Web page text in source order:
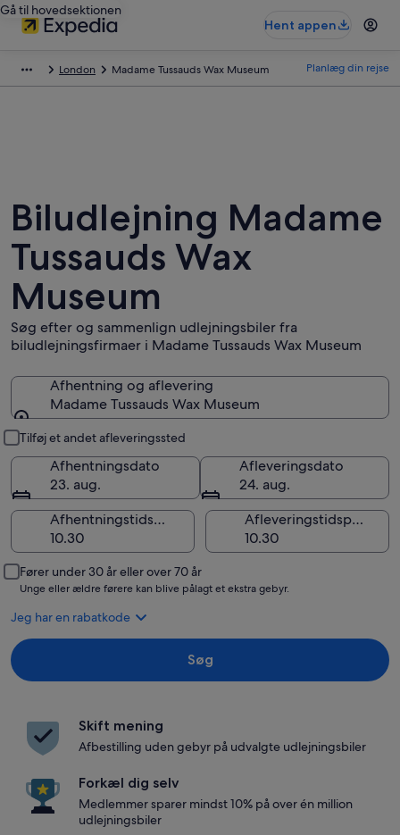
Gå til hovedsektionen
Hent appen
London Madame Tussauds Wax Museum Planlæg din rejse
Biludlejning Madame
Tussauds Wax
Museum
Søg efter og sammenlign udlejningsbiler fra
biludlejningsfirmaer i Madame Tussauds Wax Museum
Afhentning og aflevering
Madame Tussauds Wax Museum
Tilføj et andet afleveringssted
Afhentningsdato
23. aug.
Afleveringsdato
24. aug.
Afhentningstidspunkt
Afleveringstidspunkt
Fører under 30 år eller over 70 år
Unge eller ældre førere kan blive pålagt et ekstra gebyr.
Jeg har en rabatkode
Søg
Skift mening
Afbestilling uden gebyr på udvalgte udlejningsbiler
Forkæl dig selv
Medlemmer sparer mindst 10% på over én million
udlejningsbiler